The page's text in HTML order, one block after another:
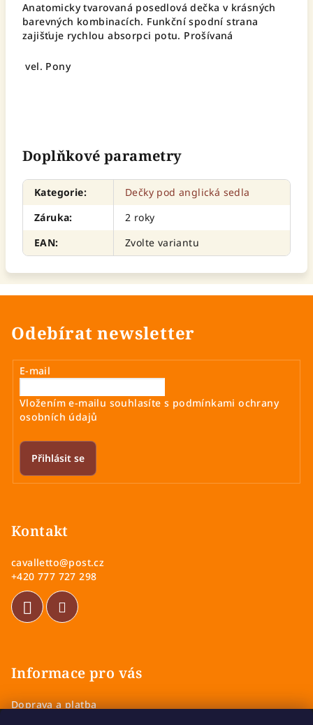
Anatomicky tvarovaná posedlová dečka v krásných
barevných kombinacích. Funkční spodní strana
zajišťuje rychlou absorpci potu. Prošívaná
vel. Pony
Doplňkové parametry
Kategorie:
Dečky pod anglická sedla
Záruka:
2 roky
EAN: Zvolte variantu
Odebírat newsletter
E-mail
Vložením e-mailu souhlasíte s podmínkami ochrany
osobních údajů
Přihlásit se
Kontakt
cavalletto@post.cz
+420 777 727 298
Informace pro vás
Doprava a platba